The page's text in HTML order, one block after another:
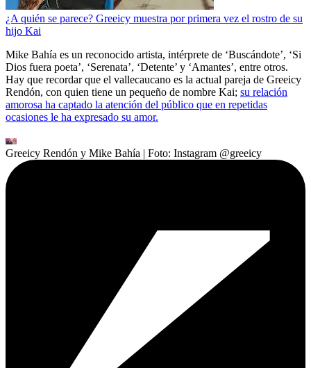
¿A quién se parece? Greeicy muestra por primera vez el rostro de su
hijo Kai
Mike Bahía es un reconocido artista, intérprete de ‘Buscándote’, ‘Si
Dios fuera poeta’, ‘Serenata’, ‘Detente’ y ‘Amantes’, entre otros.
Hay que recordar que el vallecaucano es la actual pareja de Greeicy
Rendón, con quien tiene un pequeño de nombre Kai; su relación
amorosa ha captado la atención del público que en repetidas
ocasiones le ha expresado su amor.
Greeicy Rendón y Mike Bahía | Foto: Instagram @greeicy